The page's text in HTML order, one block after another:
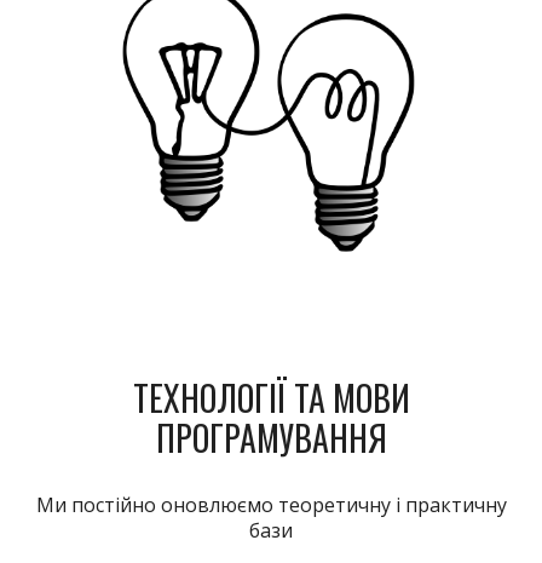
ТЕХНОЛОГІЇ ТА МОВИ
ПРОГРАМУВАННЯ
Ми постійно оновлюємо теоретичну і практичну
бази